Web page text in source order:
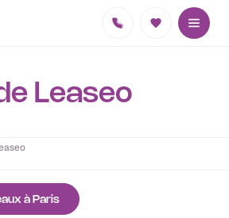
Leaseo
à Paris